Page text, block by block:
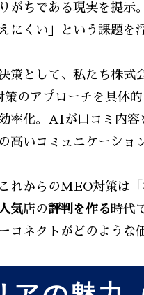
がちである現実を提示
にくい」という課題を
策として、私たち株式
のアプローチを具体的
率化。AIが口コミ内
高いコミュニケーショ
れからのMEO対策は
人気店の評判を作る 時代
コネクトがどのような